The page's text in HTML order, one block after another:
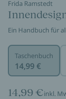
Frida Ramstedt
Ein Handbuch für
Taschenbuch
14,99 €
14,99 €inkl.